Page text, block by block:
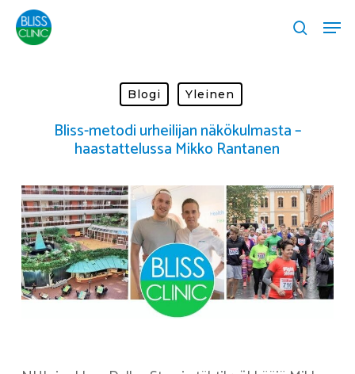
Skip
search
Menu
Blogi Yleinen
Bliss-metodi urheilijan näkökulmasta –
haastattelussa Mikko Rantanen